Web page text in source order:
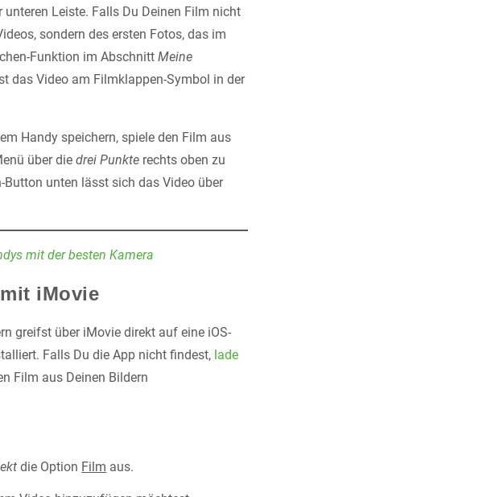
unteren Leiste. Falls Du Deinen Film nicht
sondern des ersten Fotos, das im
Funktion im Abschnitt Meine
das Video am Filmklappen-Symbol in der
Handy speichern, spiele den Film aus
über die drei Punkte rechts oben zu
Button unten lässt sich das Video über
mit der besten Kamera
iMovie
greifst über iMovie direkt auf eine iOS-
Falls Du die App nicht findest, lade
Film aus Deinen Bildern
die Option Film aus.